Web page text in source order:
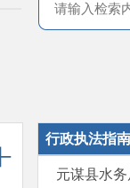
行政执法指
元谋县水